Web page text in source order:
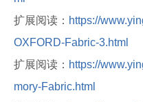
扩展阅读： https://
OXFORD-Fabric-3.html
扩展阅读： https://
mory-Fabric.html